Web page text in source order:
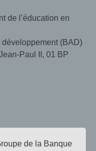
de l’éducation en
(BAD)
Paul II, 01 BP
de la Banque